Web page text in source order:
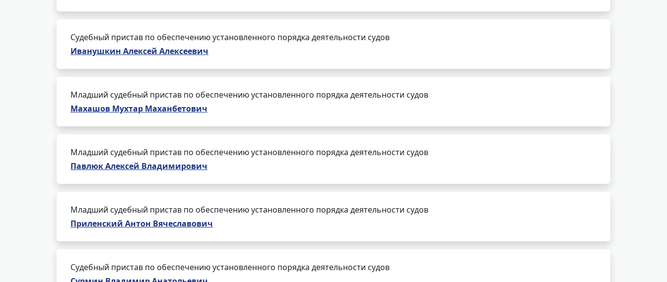
Судебный пристав по обеспечению установленного порядка деятельности судов
Иванушкин Алексей Алексеевич
Младший судебный пристав по обеспечению установленного порядка деятельности судов
Махашов Мухтар Маханбетович
Младший судебный пристав по обеспечению установленного порядка деятельности судов
Павлюк Алексей Владимирович
Младший судебный пристав по обеспечению установленного порядка деятельности судов
Приленский Антон Вячеславович
Судебный пристав по обеспечению установленного порядка деятельности судов